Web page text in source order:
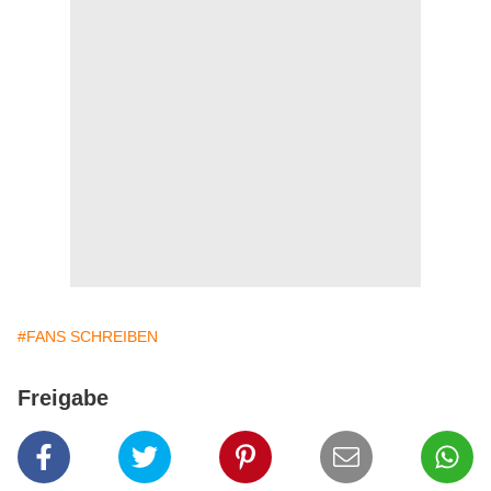
#FANS SCHREIBEN
Freigabe